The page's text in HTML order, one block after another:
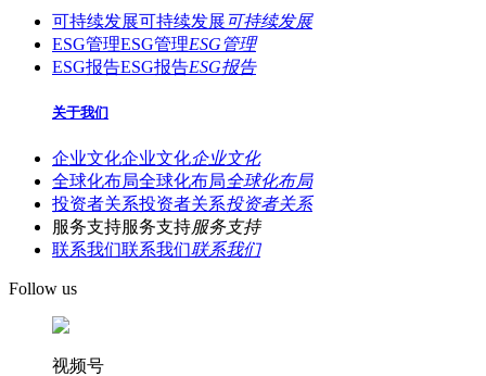
可持续发展可持续发展 可持续发展
ESG管理ESG管理ESG管理
ESG报告ESG报告ESG报告
关于我们
企业文化企业文化企业文化
全球化布局全球化布局全球化布局
投资者关系投资者关系投资者关系
服务支持服务支持服务支持
联系我们联系我们联系我们
Follow us
视频号